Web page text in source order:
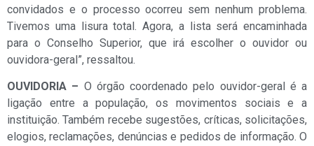
convidados e o processo ocorreu sem nenhum problema.
Tivemos uma lisura total. Agora, a lista será encaminhada
para o Conselho Superior, que irá escolher o ouvidor ou
ouvidora-geral”, ressaltou.
OUVIDORIA – O órgão coordenado pelo ouvidor-geral é a
ligação entre a população, os movimentos sociais e a
instituição. Também recebe sugestões, críticas, solicitações,
elogios, reclamações, denúncias e pedidos de informação. O